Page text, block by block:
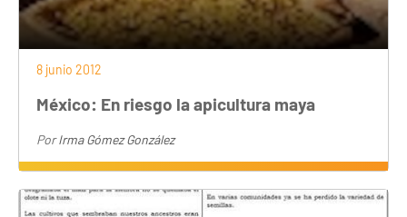
8 junio 2012
México: En riesgo la apicultura maya
PorIrma Gómez González